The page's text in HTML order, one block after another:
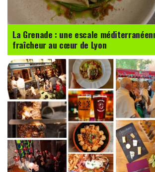
La Grenade : une escale
fraîcheur au cœur de Lyon